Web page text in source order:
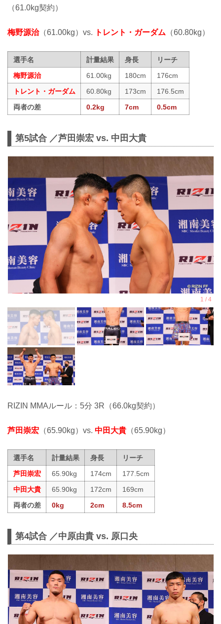
（61.0kg契約）
梅野源治（61.00kg）vs. トレント・ガーダム （60.80kg）
選手名 計量結果 身長
リーチ
梅野源治
61.00kg 180cm
176cm
トレント・ガーダム
60.80kg 173cm
176.5cm
両者の差
0.2kg 7cm 0.5cm
第5試合 ／芦田崇宏 vs. 中田大貴
RIZIN MMAルール：5分 3R（66.0kg契約）
芦田崇宏 （65.90kg）vs. 中田大貴 （65.90kg）
選手名 計量結果 身長
リーチ
芦田崇宏
65.90kg 174cm
177.5cm
中田大貴
65.90kg 172cm
169cm
両者の差
0kg 2cm 8.5cm
第4試合 ／中原由貴 vs. 原口央